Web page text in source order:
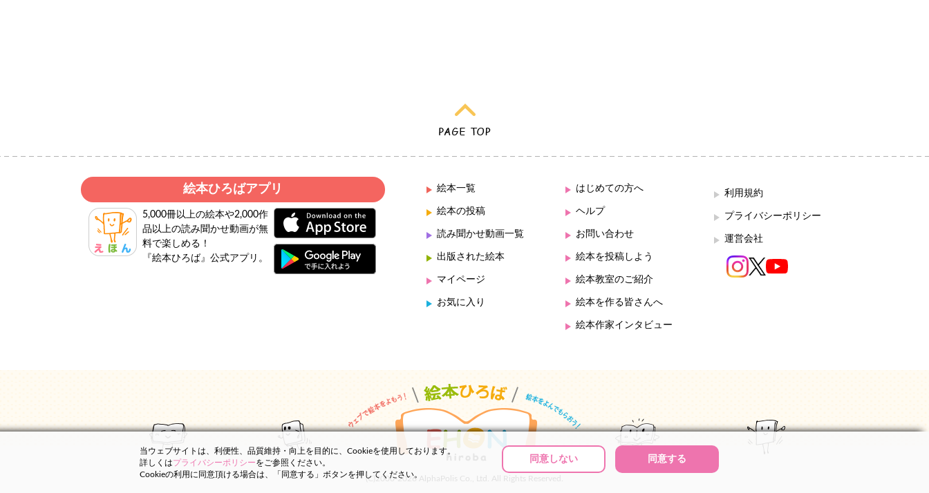
絵本ひろばアプリ
5,000冊以上の絵本や2,000作
品以上の読み聞かせ動画が無
料で楽しめる！
『絵本ひろば』公式アプリ。
絵本一覧
絵本の投稿
読み聞かせ動画一覧
出版された絵本
マイページ
お気に入り
はじめての方へ
ヘルプ
お問い合わせ
絵本を投稿しよう
絵本教室のご紹介
絵本を作る皆さんへ
絵本作家インタビュー
利用規約
プライバシーポリシー
運営会社
(C)2000-2026 AlphaPolis Co., Ltd. All Rights Reserved.
当ウェブサイトは、利便性、品質維持・向上を目的に、Cookieを使用しております。
詳しくはプライバシーポリシーをご参照ください。
Cookieの利用に同意頂ける場合は、「同意する」ボタンを押してください。
同意しない 同意する